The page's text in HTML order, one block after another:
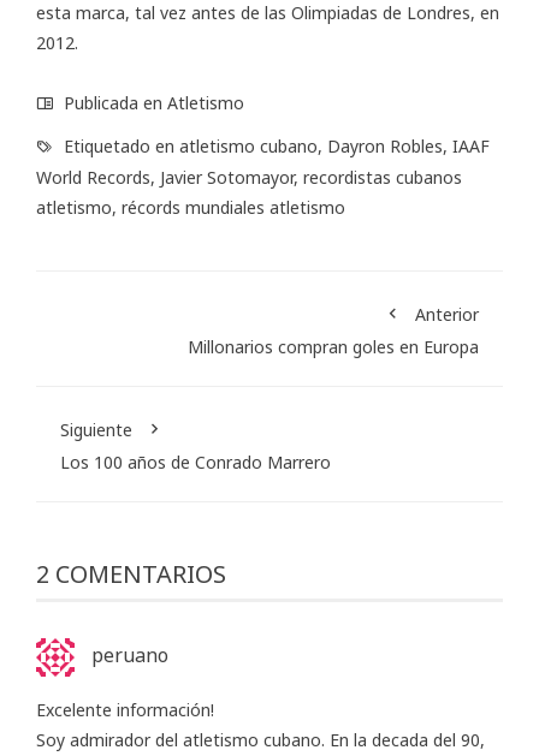
esta marca, tal vez antes de las Olimpiadas de Londres, en
2012.
Publicada en Atletismo
Etiquetado en atletismo cubano, Dayron Robles, IAAF
World Records, Javier Sotomayor, recordistas cubanos
atletismo, récords mundiales atletismo
Anterior
Millonarios compran goles en Europa
Siguiente
Los 100 años de Conrado Marrero
2 COMENTARIOS
peruano
Excelente información!
Soy admirador del atletismo cubano. En la decada del 90,